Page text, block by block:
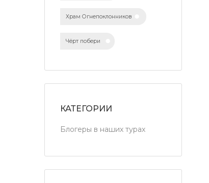
Храм Огнепоклонников
Чёрт побери
КАТЕГОРИИ
Блогеры в наших турах